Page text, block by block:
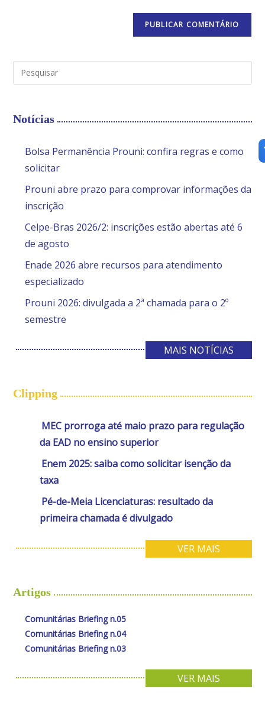
Notícias
Bolsa Permanência Prouni: confira regras e como
solicitar
Prouni abre prazo para comprovar informações da
inscrição
Celpe-Bras 2026/2: inscrições estão abertas até 6
de agosto
Enade 2026 abre recursos para atendimento
especializado
Prouni 2026: divulgada a 2ª chamada para o 2º
semestre
MAIS NOTÍCIAS
Clipping
MEC prorroga até maio prazo para regulação
da EAD no ensino superior
Enem 2025: saiba como solicitar isenção da
taxa
Pé-de-Meia Licenciaturas: resultado da
primeira chamada é divulgado
VER MAIS
Artigos
Comunitárias Briefing n.05
Comunitárias Briefing n.04
Comunitárias Briefing n.03
VER MAIS